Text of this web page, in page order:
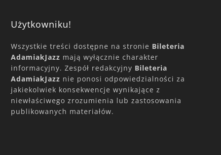
Użytkowniku!
Wszystkie treści dostępne na stronie Bileteria
AdamiakJazz mają wyłącznie charakter
informacyjny. Zespół redakcyjny Bileteria
AdamiakJazz nie ponosi odpowiedzialności za
jakiekolwiek konsekwencje wynikające z
niewłaściwego zrozumienia lub zastosowania
publikowanych materiałów.